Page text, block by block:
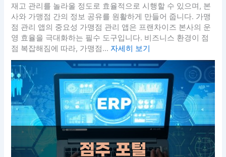
재고 관리를 놀라울 정도로 효율적으로 시행할 수 있으며, 본
사와 가맹점 간의 정보 공유를 원활하게 만들어 줍니다. 가맹
점 관리 앱의 중요성 가맹점 관리 앱은 프랜차이즈 본사의 운
영 효율을 극대화하는 필수 도구입니다. 비즈니스 환경이 점
점 복잡해짐에 따라, 가맹점... 자세히 보기